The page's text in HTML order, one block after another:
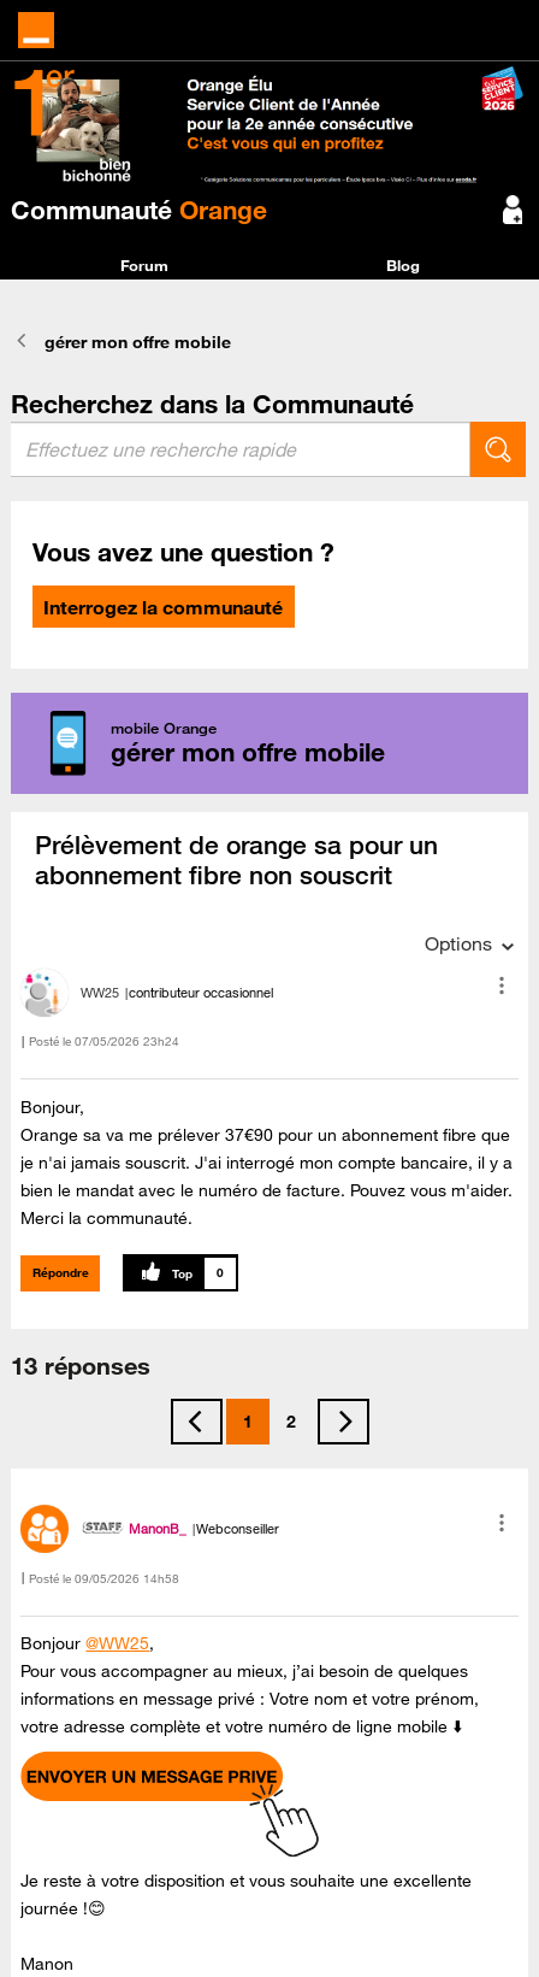
Communauté Orange
Forum Blog
gérer mon offre mobile
Recherchez dans la Communauté
Vous avez une question ?
Interrogez la communauté
mobile Orange
gérer mon offre mobile
Prélèvement de orange sa pour un
abonnement fibre non souscrit
Options
WW25 contributeur occasionnel
Posté le ‎07/05/2026 23h24
Bonjour,
Orange sa va me prélever 37€90 pour un abonnement fibre que
je n'ai jamais souscrit. J'ai interrogé mon compte bancaire, il y a
bien le mandat avec le numéro de facture. Pouvez vous m'aider.
Merci la communauté.
Répondre 0
13 réponses
1 2
ManonB_ Webconseiller
Posté le ‎09/05/2026 14h58
Bonjour@WW25,
Pour vous accompagner au mieux, j’ai besoin de quelques
informations en message privé : Votre nom et votre prénom,
votre adresse complète et votre numéro de ligne mobile ⬇️
Je reste à votre disposition et vous souhaite une excellente
journée !😊
Manon